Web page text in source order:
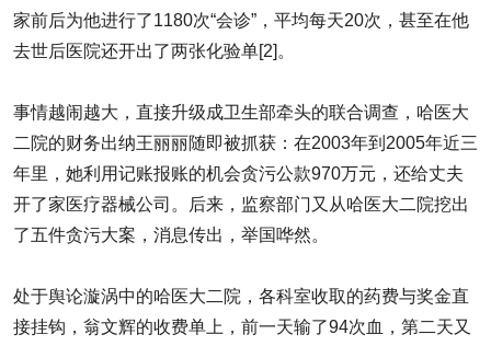
家前后为他进行了1180次“会诊”，平均每天20次，甚至在他
去世后医院还开出了两张化验单[2]。
事情越闹越大，直接升级成卫生部牵头的联合调查，哈医大
二院的财务出纳王丽丽随即被抓获：在2003年到2005年近三
年里，她利用记账报账的机会贪污公款970万元，还给丈夫
开了家医疗器械公司。后来，监察部门又从哈医大二院挖出
了五件贪污大案，消息传出，举国哗然。
处于舆论漩涡中的哈医大二院，各科室收取的药费与奖金直
接挂钩，翁文辉的收费单上，前一天输了94次血，第二天又